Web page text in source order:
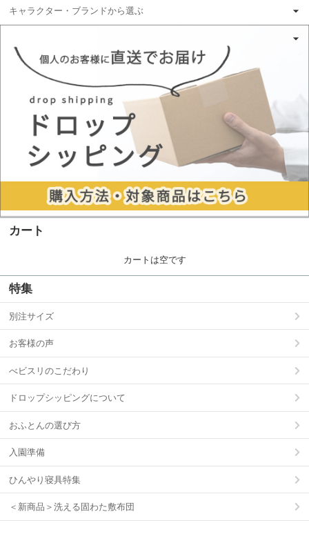
キャラクター・ブランドから選ぶ
カート
カートは空です
特集
別注サイズ
お客様の声
べビスリのこだわり
ドロップシッピングについて
おふとんの選び方
入園準備
ひんやり寝具特集
＜新商品＞洗える固わた敷布団